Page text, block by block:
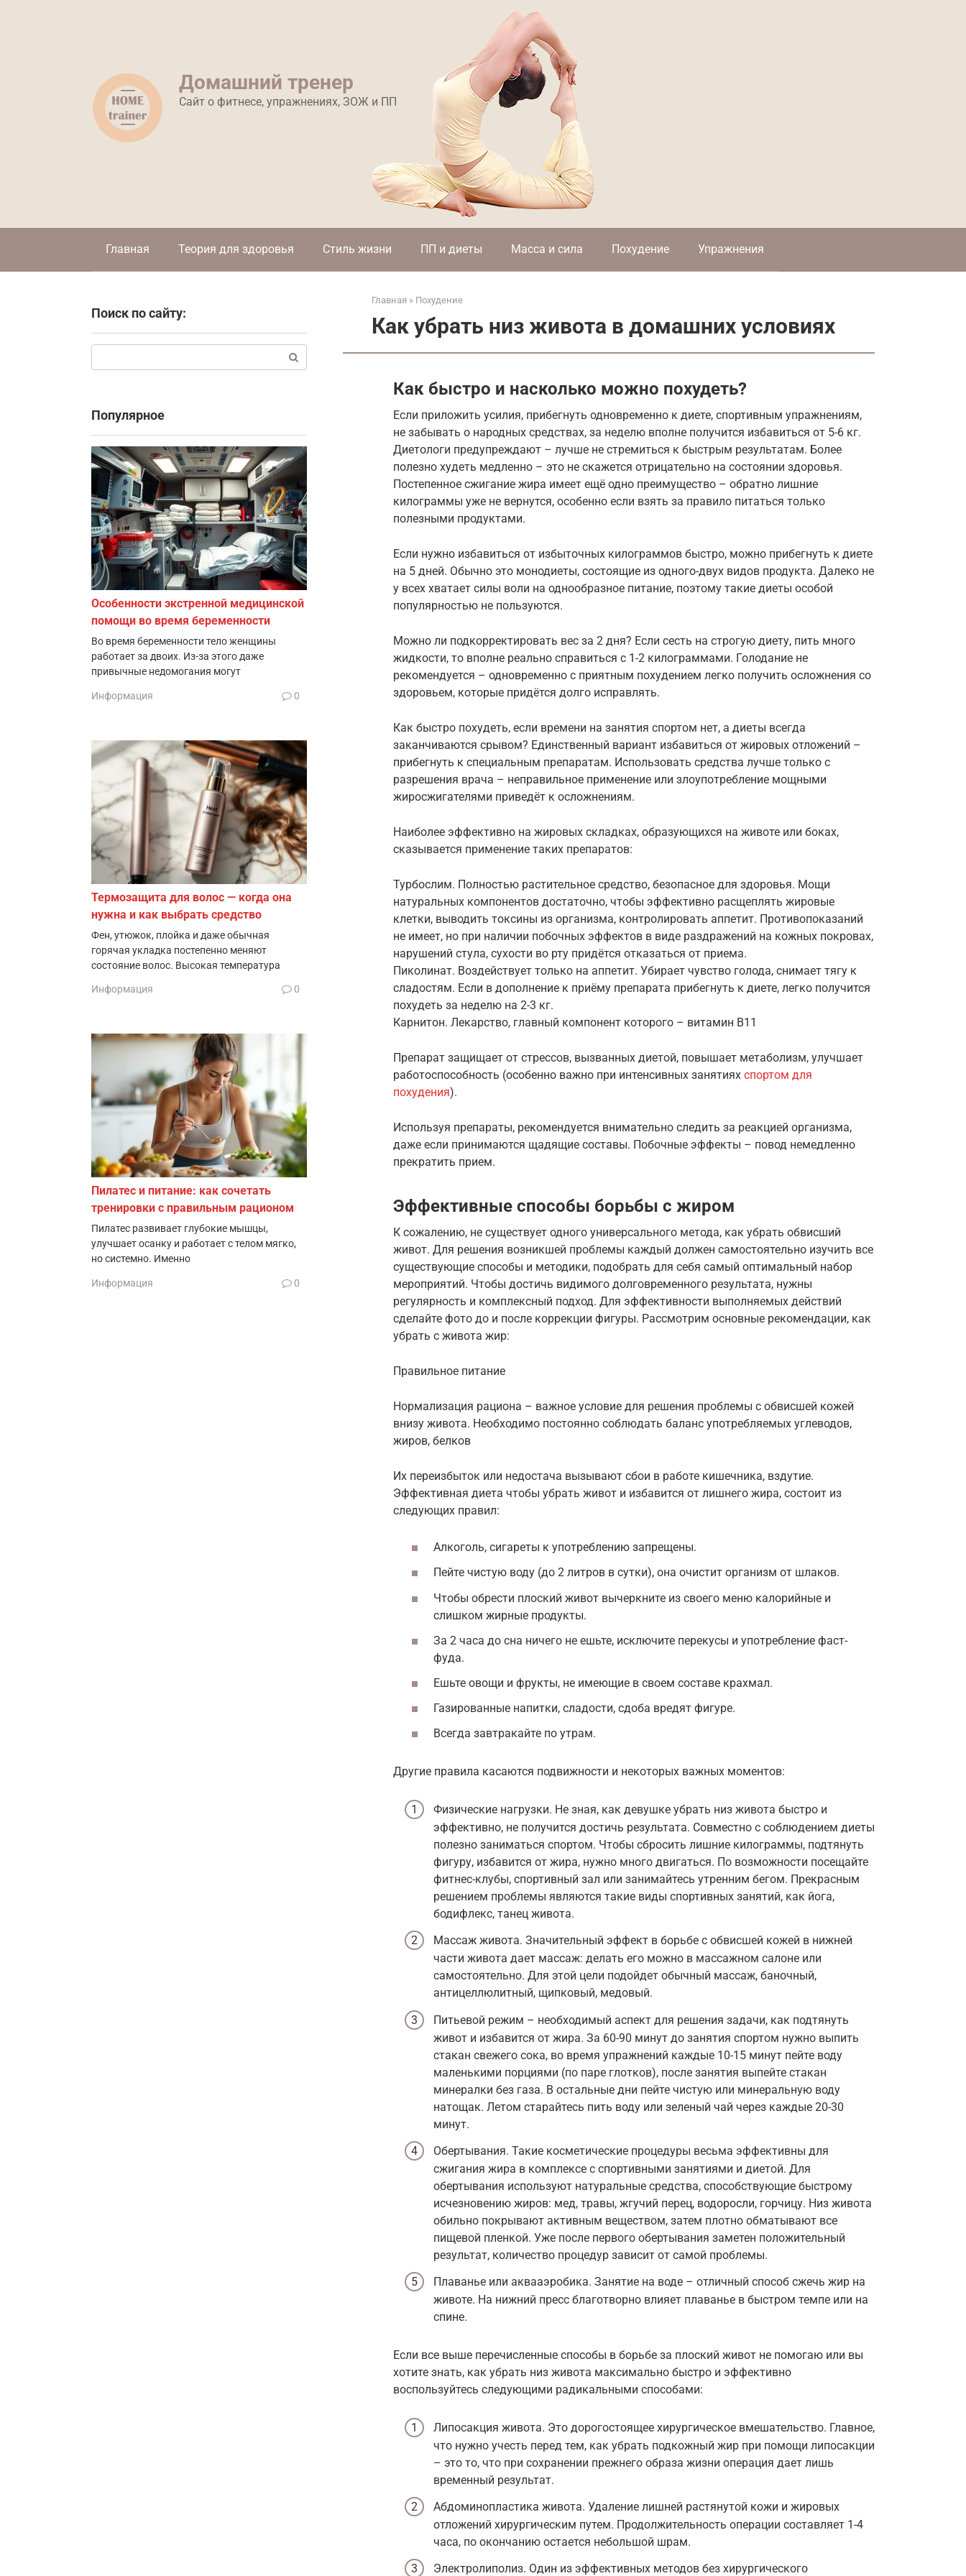
Домашний тренер
Сайт о фитнесе, упражнениях, ЗОЖ и ПП
Главная Теория для здоровья Стиль жизни ПП и диеты Масса и сила Похудение Упражнения
Главная » Похудение
Как убрать низ живота в домашних условиях
Как быстро и насколько можно похудеть?
Если приложить усилия, прибегнуть одновременно к диете, спортивным упражнениям,
не забывать о народных средствах, за неделю вполне получится избавиться от 5-6 кг.
Диетологи предупреждают – лучше не стремиться к быстрым результатам. Более
полезно худеть медленно – это не скажется отрицательно на состоянии здоровья.
Постепенное сжигание жира имеет ещё одно преимущество – обратно лишние
килограммы уже не вернутся, особенно если взять за правило питаться только
полезными продуктами.
Если нужно избавиться от избыточных килограммов быстро, можно прибегнуть к диете
на 5 дней. Обычно это монодиеты, состоящие из одного-двух видов продукта. Далеко не
у всех хватает силы воли на однообразное питание, поэтому такие диеты особой
популярностью не пользуются.
Можно ли подкорректировать вес за 2 дня? Если сесть на строгую диету, пить много
жидкости, то вполне реально справиться с 1-2 килограммами. Голодание не
рекомендуется – одновременно с приятным похудением легко получить осложнения со
здоровьем, которые придётся долго исправлять.
Как быстро похудеть, если времени на занятия спортом нет, а диеты всегда
заканчиваются срывом? Единственный вариант избавиться от жировых отложений –
прибегнуть к специальным препаратам. Использовать средства лучше только с
разрешения врача – неправильное применение или злоупотребление мощными
жиросжигателями приведёт к осложнениям.
Наиболее эффективно на жировых складках, образующихся на животе или боках,
сказывается применение таких препаратов:
Турбослим. Полностью растительное средство, безопасное для здоровья. Мощи
натуральных компонентов достаточно, чтобы эффективно расщеплять жировые
клетки, выводить токсины из организма, контролировать аппетит. Противопоказаний
не имеет, но при наличии побочных эффектов в виде раздражений на кожных покровах,
нарушений стула, сухости во рту придётся отказаться от приема.
Пиколинат. Воздействует только на аппетит. Убирает чувство голода, снимает тягу к
сладостям. Если в дополнение к приёму препарата прибегнуть к диете, легко получится
похудеть за неделю на 2-3 кг.
Карнитон. Лекарство, главный компонент которого – витамин В11
Препарат защищает от стрессов, вызванных диетой, повышает метаболизм, улучшает
работоспособность (особенно важно при интенсивных занятиях спортом для
похудения).
Используя препараты, рекомендуется внимательно следить за реакцией организма,
даже если принимаются щадящие составы. Побочные эффекты – повод немедленно
прекратить прием.
Эффективные способы борьбы с жиром
К сожалению, не существует одного универсального метода, как убрать обвисший
живот. Для решения возникшей проблемы каждый должен самостоятельно изучить все
существующие способы и методики, подобрать для себя самый оптимальный набор
мероприятий. Чтобы достичь видимого долговременного результата, нужны
регулярность и комплексный подход. Для эффективности выполняемых действий
сделайте фото до и после коррекции фигуры. Рассмотрим основные рекомендации, как
убрать с живота жир:
Правильное питание
Нормализация рациона – важное условие для решения проблемы с обвисшей кожей
внизу живота. Необходимо постоянно соблюдать баланс употребляемых углеводов,
жиров, белков
Их переизбыток или недостача вызывают сбои в работе кишечника, вздутие.
Эффективная диета чтобы убрать живот и избавится от лишнего жира, состоит из
следующих правил:
Алкоголь, сигареты к употреблению запрещены.
Пейте чистую воду (до 2 литров в сутки), она очистит организм от шлаков.
Чтобы обрести плоский живот вычеркните из своего меню калорийные и
слишком жирные продукты.
За 2 часа до сна ничего не ешьте, исключите перекусы и употребление фаст-
фуда.
Ешьте овощи и фрукты, не имеющие в своем составе крахмал.
Газированные напитки, сладости, сдоба вредят фигуре.
Всегда завтракайте по утрам.
Другие правила касаются подвижности и некоторых важных моментов:
Физические нагрузки. Не зная, как девушке убрать низ живота быстро и
эффективно, не получится достичь результата. Совместно с соблюдением диеты
полезно заниматься спортом. Чтобы сбросить лишние килограммы, подтянуть
фигуру, избавится от жира, нужно много двигаться. По возможности посещайте
фитнес-клубы, спортивный зал или занимайтесь утренним бегом. Прекрасным
решением проблемы являются такие виды спортивных занятий, как йога,
бодифлекс, танец живота.
Массаж живота. Значительный эффект в борьбе с обвисшей кожей в нижней
части живота дает массаж: делать его можно в массажном салоне или
самостоятельно. Для этой цели подойдет обычный массаж, баночный,
антицеллюлитный, щипковый, медовый.
Питьевой режим – необходимый аспект для решения задачи, как подтянуть
живот и избавится от жира. За 60-90 минут до занятия спортом нужно выпить
стакан свежего сока, во время упражнений каждые 10-15 минут пейте воду
маленькими порциями (по паре глотков), после занятия выпейте стакан
минералки без газа. В остальные дни пейте чистую или минеральную воду
натощак. Летом старайтесь пить воду или зеленый чай через каждые 20-30
минут.
Обертывания. Такие косметические процедуры весьма эффективны для
сжигания жира в комплексе с спортивными занятиями и диетой. Для
обертывания используют натуральные средства, способствующие быстрому
исчезновению жиров: мед, травы, жгучий перец, водоросли, горчицу. Низ живота
обильно покрывают активным веществом, затем плотно обматывают все
пищевой пленкой. Уже после первого обертывания заметен положительный
результат, количество процедур зависит от самой проблемы.
Плаванье или аквааэробика. Занятие на воде – отличный способ сжечь жир на
животе. На нижний пресс благотворно влияет плаванье в быстром темпе или на
спине.
Если все выше перечисленные способы в борьбе за плоский живот не помогаю или вы
хотите знать, как убрать низ живота максимально быстро и эффективно
воспользуйтесь следующими радикальными способами:
Липосакция живота. Это дорогостоящее хирургическое вмешательство. Главное,
что нужно учесть перед тем, как убрать подкожный жир при помощи липосакции
– это то, что при сохранении прежнего образа жизни операция дает лишь
временный результат.
Абдоминопластика живота. Удаление лишней растянутой кожи и жировых
отложений хирургическим путем. Продолжительность операции составляет 1-4
часа, по окончанию остается небольшой шрам.
Электролиполиз. Один из эффективных методов без хирургического
Поиск по сайту:
Популярное
Особенности экстренной медицинской
помощи во время беременности
Во время беременности тело женщины
работает за двоих. Из-за этого даже
привычные недомогания могут
Информация 0
Термозащита для волос — когда она
нужна и как выбрать средство
Фен, утюжок, плойка и даже обычная
горячая укладка постепенно меняют
состояние волос. Высокая температура
Информация 0
Пилатес и питание: как сочетать
тренировки с правильным рационом
Пилатес развивает глубокие мышцы,
улучшает осанку и работает с телом мягко,
но системно. Именно
Информация 0